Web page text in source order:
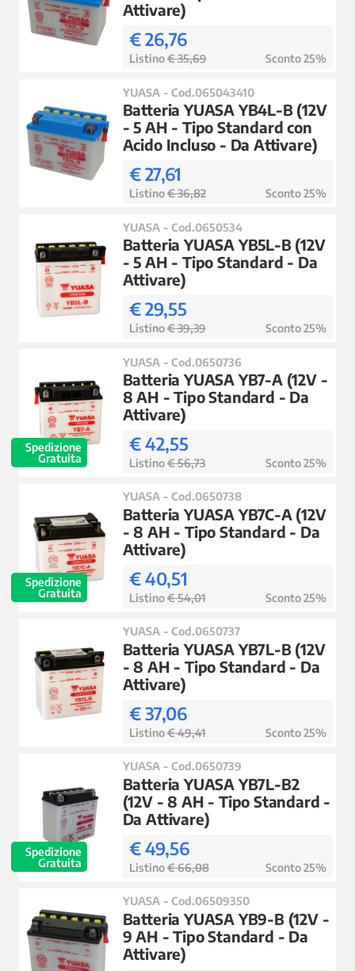
Attivare)
€ 26,76
Listino€ 35,69 Sconto 25%
YUASA - Cod.065043410
Batteria YUASA YB4L-B (12V
- 5 AH - Tipo Standard con
Acido Incluso - Da Attivare)
€ 27,61
Listino€ 36,82 Sconto 25%
YUASA - Cod.0650534
Batteria YUASA YB5L-B (12V
- 5 AH - Tipo Standard - Da
Attivare)
€ 29,55
Listino€ 39,39 Sconto 25%
Spedizione
Gratuita
YUASA - Cod.0650736
Batteria YUASA YB7-A (12V -
8 AH - Tipo Standard - Da
Attivare)
€ 42,55
Listino€ 56,73 Sconto 25%
Spedizione
Gratuita
YUASA - Cod.0650738
Batteria YUASA YB7C-A (12V
- 8 AH - Tipo Standard - Da
Attivare)
€ 40,51
Listino€ 54,01 Sconto 25%
YUASA - Cod.0650737
Batteria YUASA YB7L-B (12V
- 8 AH - Tipo Standard - Da
Attivare)
€ 37,06
Listino€ 49,41 Sconto 25%
Spedizione
Gratuita
YUASA - Cod.0650739
Batteria YUASA YB7L-B2
(12V - 8 AH - Tipo Standard -
Da Attivare)
€ 49,56
Listino€ 66,08 Sconto 25%
YUASA - Cod.06509350
Batteria YUASA YB9-B (12V -
9 AH - Tipo Standard - Da
Attivare)